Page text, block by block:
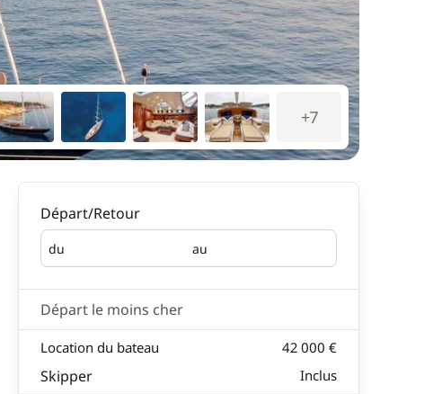
+7
Départ/Retour
du
Départ au
Retour
Départ le moins cher
Location du bateau 42 000 €
Skipper Inclus